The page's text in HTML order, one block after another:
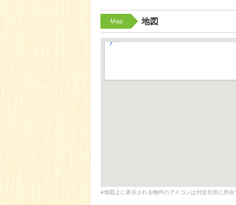
Map 地図
※地図上に表示される物件のアイコンは付近住所に所